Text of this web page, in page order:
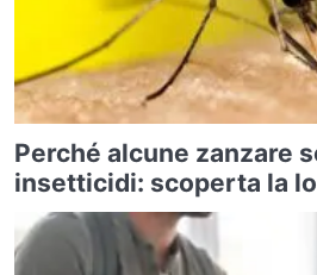
Perché alcune zanzare
insetticidi: scoperta la